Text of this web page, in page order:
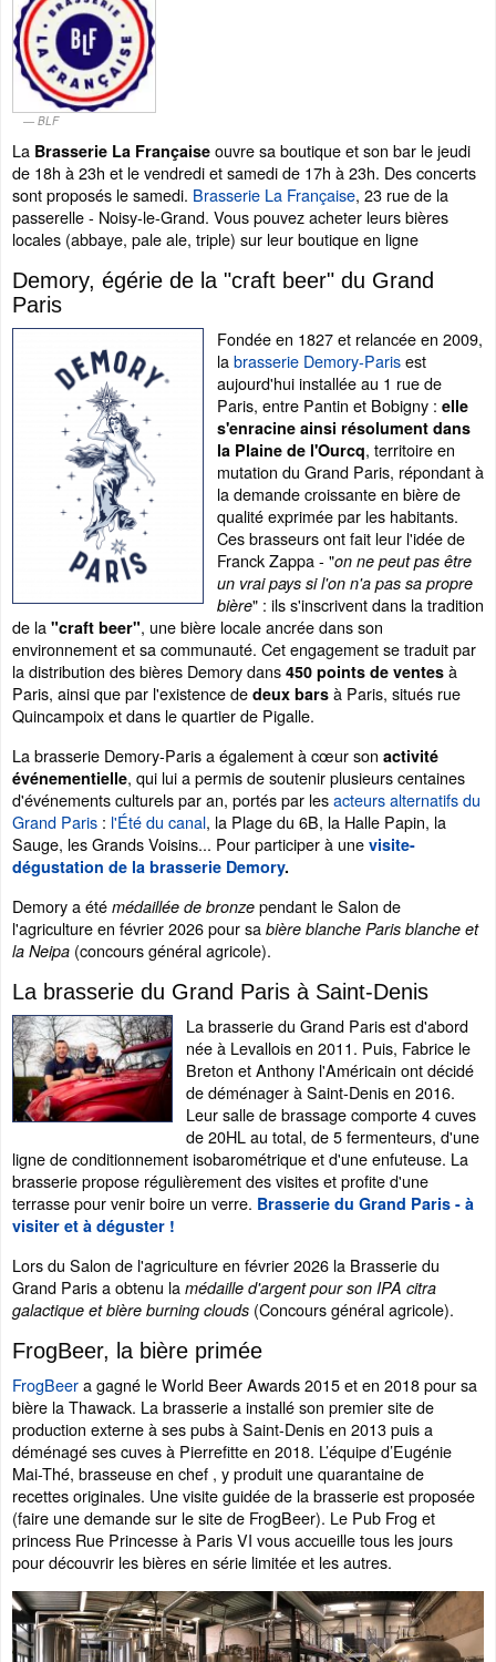
BLF
La Brasserie La Française ouvre sa boutique et son bar le jeudi
de 18h à 23h et le vendredi et samedi de 17h à 23h. Des concerts
sont proposés le samedi. Brasserie La Française, 23 rue de la
passerelle - Noisy-le-Grand. Vous pouvez acheter leurs bières
locales (abbaye, pale ale, triple) sur leur boutique en ligne
Demory, égérie de la "craft beer" du Grand
Paris
Fondée en 1827 et relancée en 2009,
labrasserie Demory-Parisest
aujourd'hui installée au 1 rue de
Paris, entre Pantin et Bobigny : elle
s'enracine ainsi résolument dans
la Plaine de l'Ourcq, territoire en
mutation du Grand Paris, répondant à
la demande croissante en bière de
qualité exprimée par les habitants.
Ces brasseurs ont fait leur l'idée de
Franck Zappa - "on ne peut pas être
un vrai pays si l'on n'a pas sa propre
bière" : ils s'inscrivent dans la tradition
de la "craft beer", une bière locale ancrée dans son
environnement et sa communauté. Cet engagement se traduit par
la distribution des bières Demory dans 450 points de ventes à
Paris, ainsi que par l'existence de deux bars à Paris, situés rue
Quincampoix et dans le quartier de Pigalle.
La brasserie Demory-Paris a également à cœur son activité
événementielle, qui lui a permis de soutenir plusieurs centaines
d'événements culturels par an, portés par lesacteurs alternatifs du
Grand Paris : l'Été du canal, la Plage du 6B, la Halle Papin, la
Sauge, les Grands Voisins... Pour participer à une visite-
dégustation de la brasserie Demory.
Demory a été médaillée de bronze pendant le Salon de
l'agriculture en février 2026 pour sa bière blanche Paris blanche et
la Neipa (concours général agricole).
La brasserie du Grand Paris à Saint-Denis
La brasserie du Grand Paris est d'abord
née à Levallois en 2011. Puis, Fabrice le
Breton et Anthony l'Américain ont décidé
de déménager à Saint-Denis en 2016.
Leur salle de brassage comporte 4 cuves
de 20HL au total, de 5 fermenteurs, d'une
ligne de conditionnement isobarométrique et d'une enfuteuse. La
brasserie propose régulièrement des visites et profite d'une
terrasse pour venir boire un verre. Brasserie du Grand Paris - à
visiter et à déguster !
Lors du Salon de l'agriculture en février 2026 la Brasserie du
Grand Paris a obtenu la médaille d'argent pour son IPA citra
galactique et bière burning clouds (Concours général agricole).
FrogBeer, la bière primée
FrogBeera gagné le World Beer Awards 2015 et en 2018 pour sa
bière la Thawack. La brasserie a installé son premier site de
production externe à ses pubs à Saint-Denis en 2013 puis a
déménagé ses cuves à Pierrefitte en 2018. L’équipe d’Eugénie
Mai-Thé, brasseuse en chef , y produit une quarantaine de
recettes originales. Une visite guidée de la brasserie est proposée
(faire une demande sur le site de FrogBeer). Le Pub Frog et
princess Rue Princesse à Paris VI vous accueille tous les jours
pour découvrir les bières en série limitée et les autres.